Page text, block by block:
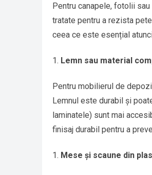
Pentru canapele, fotolii
tratate pentru a rezista
ceea ce este esențial
Lemn sau material
Pentru mobilierul de
Lemnul este durabil și
laminatele) sunt mai
finisaj durabil pentru a
Mese și scaune din